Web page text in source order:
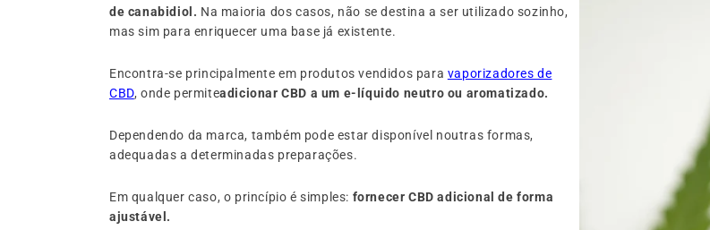
de canabidiol. Na maioria dos casos, não se destina a ser utilizado sozinho,
mas sim para enriquecer uma base já existente.
Encontra-se principalmente em produtos vendidos para vaporizadores de
CBD, onde permiteadicionar CBD a um e-líquido neutro ou aromatizado.
Dependendo da marca, também pode estar disponível noutras formas,
adequadas a determinadas preparações.
Em qualquer caso, o princípio é simples: fornecer CBD adicional de forma
ajustável.